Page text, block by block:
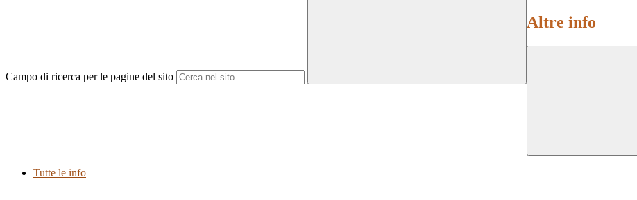
Campo di ricerca per le pagine del sito
Altre info
Tutte le info